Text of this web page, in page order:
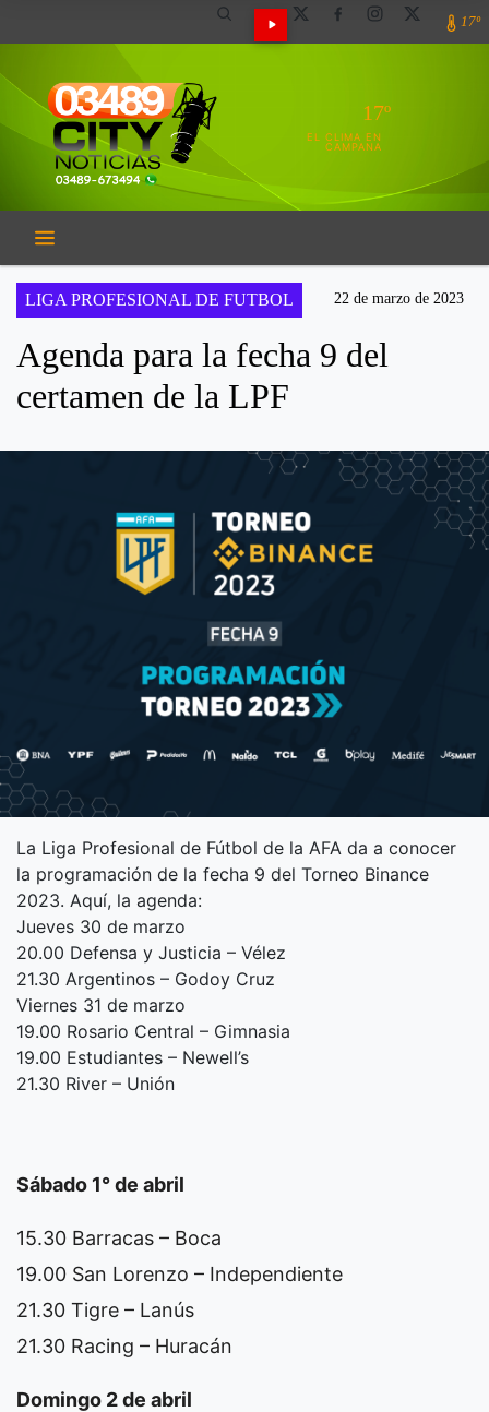
17º
17º
EL CLIMA EN
CAMPANA
LIGA PROFESIONAL DE FUTBOL 22 de marzo de 2023
Agenda para la fecha 9 del
certamen de la LPF
La Liga Profesional de Fútbol de la AFA da a conocer
la programación de la fecha 9 del Torneo Binance
2023. Aquí, la agenda:
Jueves 30 de marzo
20.00 Defensa y Justicia – Vélez
21.30 Argentinos – Godoy Cruz
Viernes 31 de marzo
19.00 Rosario Central – Gimnasia
19.00 Estudiantes – Newell’s
21.30 River – Unión
Sábado 1° de abril
15.30 Barracas – Boca
19.00 San Lorenzo – Independiente
21.30 Tigre – Lanús
21.30 Racing – Huracán
Domingo 2 de abril